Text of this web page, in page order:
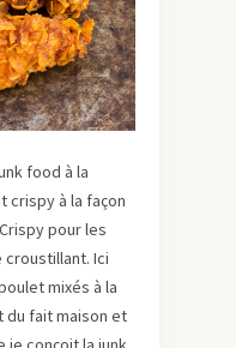
food à la
crispy à la façon
pour les
croustillant. Ici
mixés à la
du fait maison et